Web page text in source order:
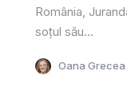
România,
soțul său...
Oana Grecea